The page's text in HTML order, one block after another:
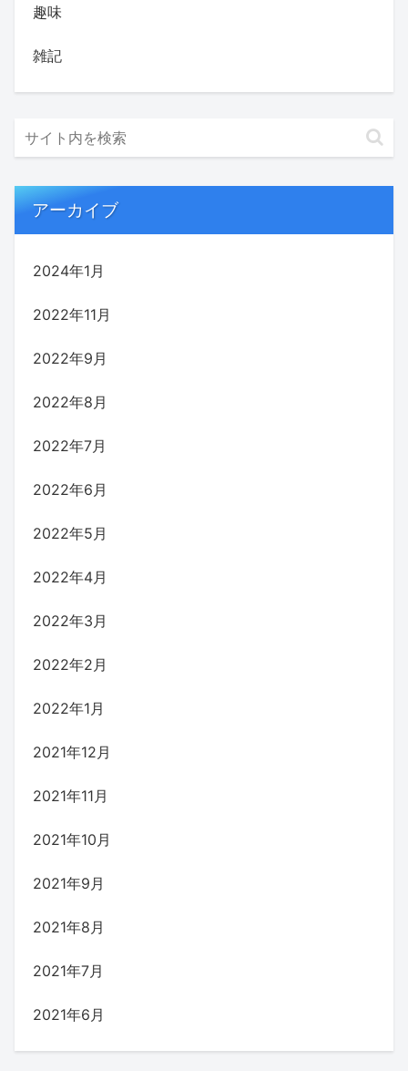
趣味
雑記
アーカイブ
2024年1月
2022年11月
2022年9月
2022年8月
2022年7月
2022年6月
2022年5月
2022年4月
2022年3月
2022年2月
2022年1月
2021年12月
2021年11月
2021年10月
2021年9月
2021年8月
2021年7月
2021年6月